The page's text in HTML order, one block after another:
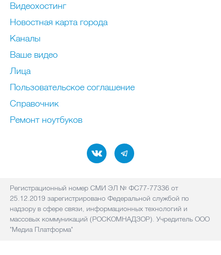
Видеохостинг
Новостная карта города
Каналы
Ваше видео
Лица
Пользовательское соглашение
Справочник
Ремонт нoутбуков
Регистрационный номер СМИ ЭЛ № ФС77-77336 от
25.12.2019 зарегистрировано Федеральной службой по
надзору в сфере связи, информационных технологий и
массовых коммуникаций (РОСКОМНАДЗОР). Учредитель ООО
"Медиа Платформа"